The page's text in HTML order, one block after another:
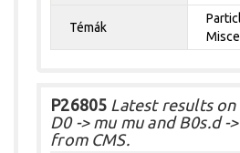
Témák
P26805 Latest results
D0 -> mu mu and B0s.d -
from CMS.